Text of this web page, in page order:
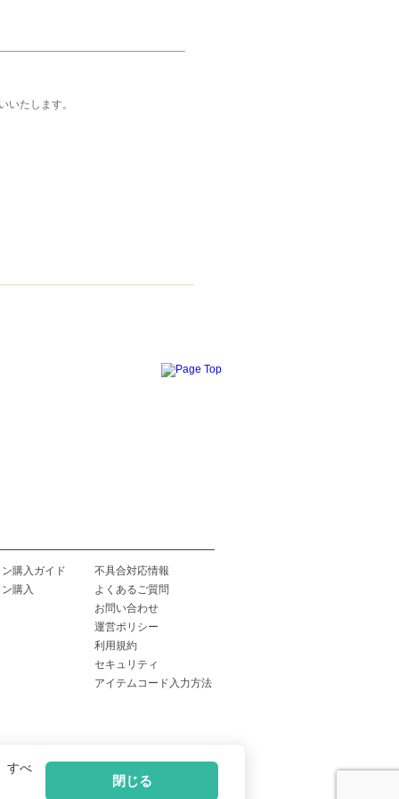
すべ
閉じる
たします。
購入ガイド
購入
不具合対応情報
よくあるご質問
お問い合わせ
運営ポリシー
利用規約
セキュリティ
アイテムコード入力方法